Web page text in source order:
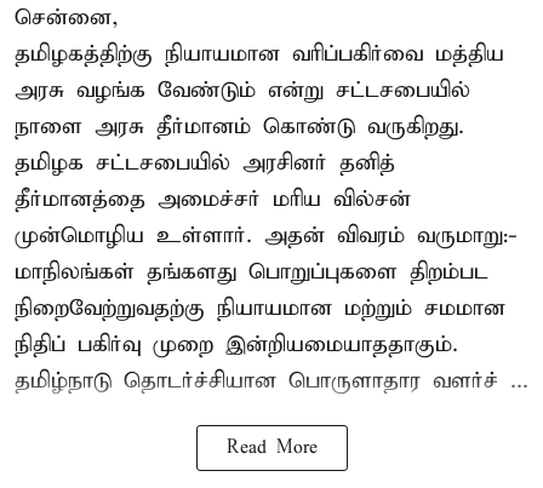
சென்னை,
தமிழகத்திற்கு நியாயமான வரிப்பகிர்வை மத்திய
அரசு வழங்க வேண்டும் என்று சட்டசபையில்
நாளை அரசு தீர்மானம் கொண்டு வருகிறது.
தமிழக சட்டசபையில் அரசினர் தனித்
தீர்மானத்தை அமைச்சர் மரிய வில்சன்
முன்மொழிய உள்ளார். அதன் விவரம் வருமாறு:-
மாநிலங்கள் தங்களது பொறுப்புகளை திறம்பட
நிறைவேற்றுவதற்கு நியாயமான மற்றும் சமமான
நிதிப் பகிர்வு முறை இன்றியமையாததாகும்.
தமிழ்நாடு தொடர்ச்சியான பொருளாதார வளர்ச் ...
Read More